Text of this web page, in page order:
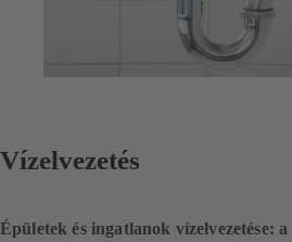
Vízelvezetés
Épületek és ingatlanok vízelvezetése: